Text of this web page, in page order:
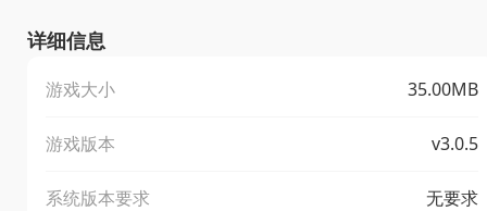
详细信息
游戏大小 35.00MB
游戏版本 v3.0.5
系统版本要求 无要求